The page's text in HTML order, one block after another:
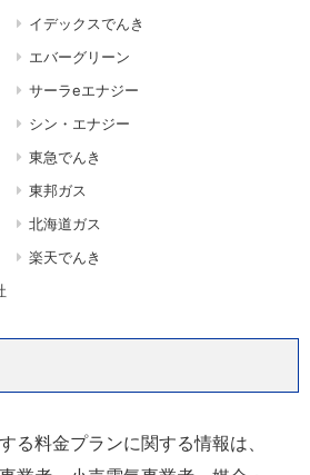
イデックスでんき
エバーグリーン
サーラeエナジー
シン・エナジー
東急でんき
東邦ガス
北海道ガス
楽天でんき
る料金プランに関する情報は、